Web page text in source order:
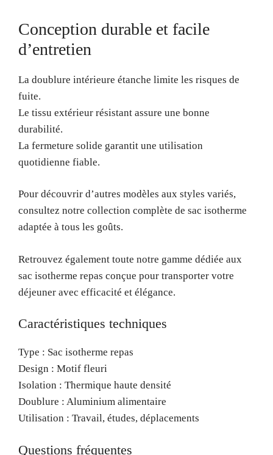
Conception durable et facile
d’entretien
La doublure intérieure étanche limite les risques de
fuite.
Le tissu extérieur résistant assure une bonne
durabilité.
La fermeture solide garantit une utilisation
quotidienne fiable.
Pour découvrir d’autres modèles aux styles variés,
consultez notre collection complète de sac isotherme
adaptée à tous les goûts.
Retrouvez également toute notre gamme dédiée aux
sac isotherme repas conçue pour transporter votre
déjeuner avec efficacité et élégance.
Caractéristiques techniques
Type : Sac isotherme repas
Design : Motif fleuri
Isolation : Thermique haute densité
Doublure : Aluminium alimentaire
Utilisation : Travail, études, déplacements
Questions fréquentes